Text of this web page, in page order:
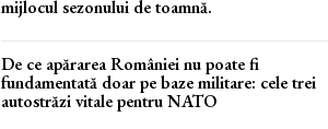
mijlocul sezonului de toamnă.
De ce apărarea României nu poate fi
fundamentată doar pe baze militare: cele trei
autostrăzi vitale pentru NATO